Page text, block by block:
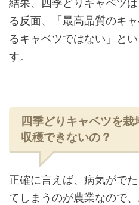
結果、四季どりキャベツ
る反面、「最高品質のキ
るキャベツではない」と
す。
四季どりキャベツを
収穫できないの？
正確に言えば、病気がで
てしまうのが農業なので